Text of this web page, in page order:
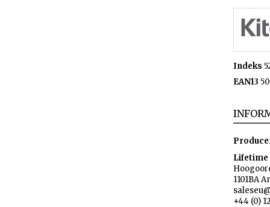
Indeks
EAN13
Lifetime
1101BA
+44 (0)